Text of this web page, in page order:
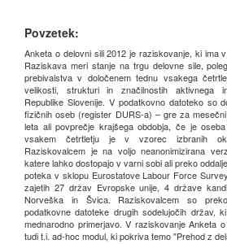
Povzetek:
Anketa o delovni sili 2012 je raziskovanje, ki ima
Raziskava meri stanje na trgu delovne sile,
prebivalstva v določenem tednu vsakega
velikosti, strukturi in značilnostih aktivnega
Republike Slovenije. V podatkovno datoteko so
fizičnih oseb (register DURS-a) – gre za
leta ali povprečje krajšega obdobja, če je
vsakem četrtletju je v vzorec izbranih
Raziskovalcem je na voljo neanonimizirana
katere lahko dostopajo v varni sobi ali preko
poteka v sklopu Eurostatove Labour Force
zajetih 27 držav Evropske unije, 4 države
Norveška in Švica. Raziskovalcem so
podatkovne datoteke drugih sodelujočih držav,
mednarodno primerjavo. V raziskovanje Anketa
tudi t.i. ad-hoc modul, ki pokriva temo "Prehod z